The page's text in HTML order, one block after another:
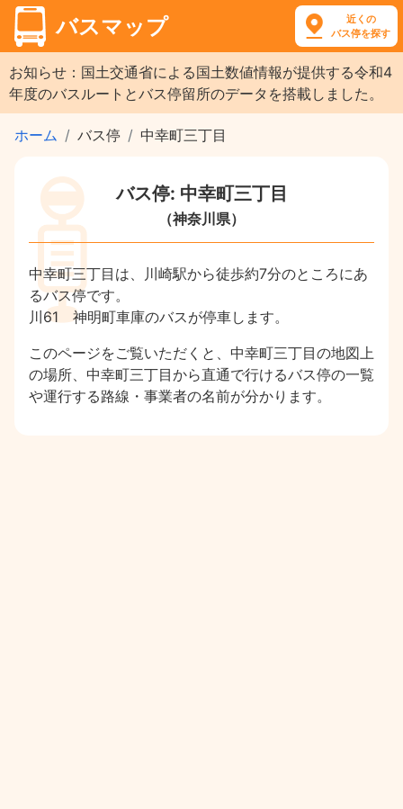
バスマップ
近くの
バス停を探す
お知らせ：国土交通省による国土数値情報が提供する令和4
年度のバスルートとバス停留所のデータを搭載しました。
ホーム バス停 中幸町三丁目
バス停: 中幸町三丁目
（神奈川県）
中幸町三丁目は、川崎駅から徒歩約7分のところにあ
るバス停です。
川61 神明町車庫のバスが停車します。
このページをご覧いただくと、中幸町三丁目の地図上
の場所、中幸町三丁目から直通で行けるバス停の一覧
や運行する路線・事業者の名前が分かります。